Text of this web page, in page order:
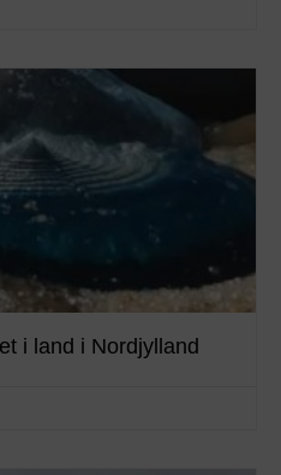
i land i Nordjylland